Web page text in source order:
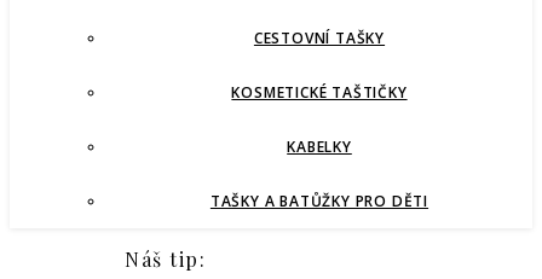
CESTOVNÍ TAŠKY
KOSMETICKÉ TAŠTIČKY
KABELKY
TAŠKY A BATŮŽKY PRO DĚTI
Náš tip: